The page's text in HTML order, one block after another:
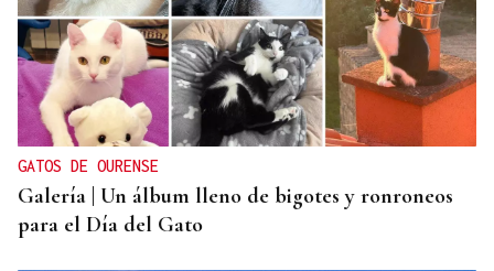
GATOS DE OURENSE
Galería | Un álbum lleno de bigotes y ronroneos
para el Día del Gato